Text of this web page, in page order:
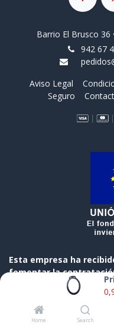
Home Search
Barrio El Brusco 36
942 67
Aviso Legal
Seguro
Esta empresa ha
fomentar la
desempleadas,
Cantabria y el Fondo
Programa Operativo